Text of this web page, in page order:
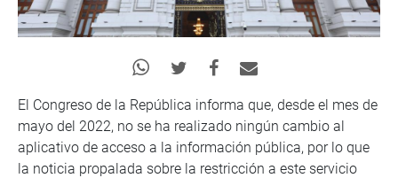
El Congreso de la República informa que, desde el mes de
mayo del 2022, no se ha realizado ningún cambio al
aplicativo de acceso a la información pública, por lo que
la noticia propalada sobre la restricción a este servicio